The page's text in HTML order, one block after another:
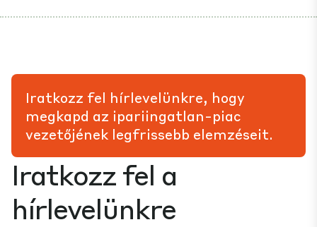
Iratkozz fel a
hírlevelünkre
Iratkozz fel hírlevelünkre, hogy
megkapd az ipariingatlan-piac
vezetőjének legfrissebb elemzéseit.